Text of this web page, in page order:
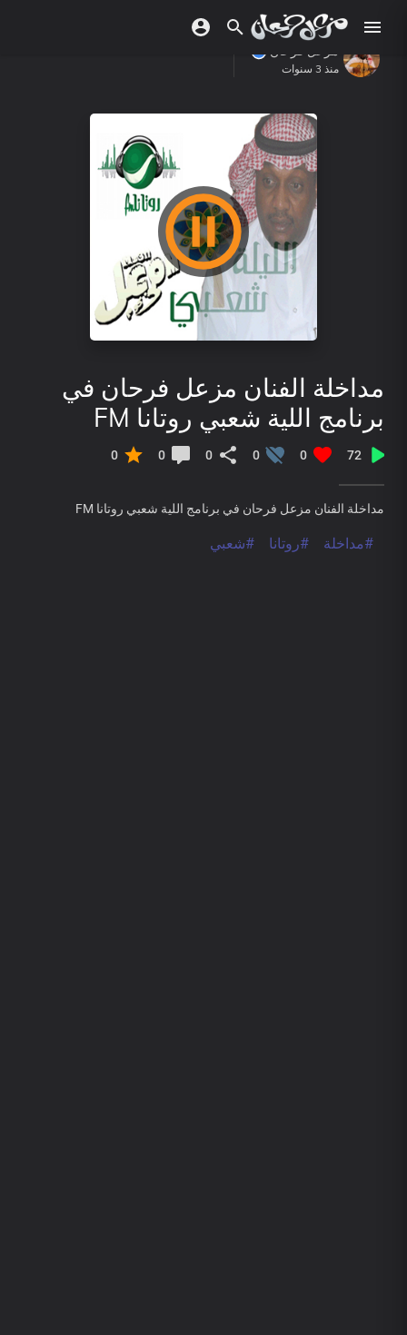
منذ 3 سنوات
مداخلة الفنان مزعل فرحان في
برنامج اللية شعبي روتانا FM
72
0
0
0
0
0
مداخلة الفنان مزعل فرحان في برنامج اللية شعبي روتانا FM
#مداخلة #روتانا #شعبي